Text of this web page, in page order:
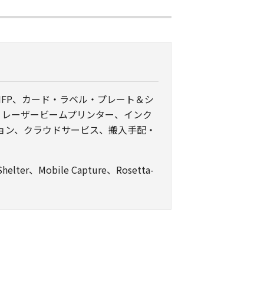
、カード・ラベル・プレート＆シ
ーザービームプリンター、インク
、クラウドサービス、搬入手配・
、Mobile Capture、Rosetta-